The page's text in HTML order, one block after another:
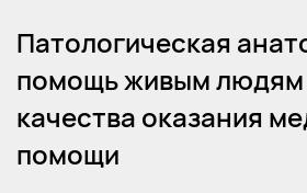
Патологическая
помощь живым людям
качества оказания
помощи